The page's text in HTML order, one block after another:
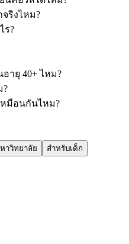
จริงไหม?
ร?
ายุ 40+ ไหม?
?
หมือนกันไหม?
าวิทยาลัย สำหรับเด็ก